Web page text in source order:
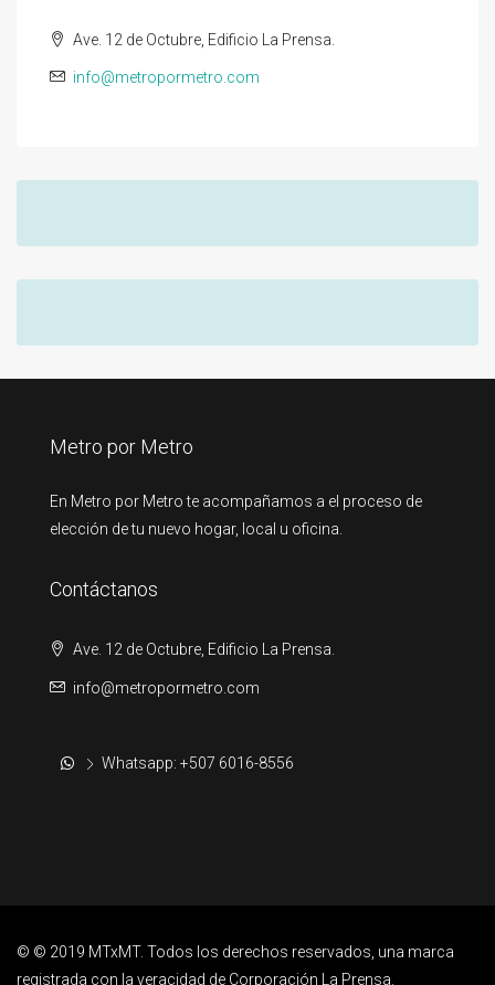
Ave. 12 de Octubre, Edificio La Prensa.
info@metropormetro.com
Metro por Metro
En Metro por Metro te acompañamos a el proceso de
elección de tu nuevo hogar, local u oficina.
Contáctanos
Ave. 12 de Octubre, Edificio La Prensa.
info@metropormetro.com
Whatsapp: +507 6016-8556
© © 2019 MTxMT. Todos los derechos reservados, una marca
registrada con la veracidad de Corporación La Prensa.